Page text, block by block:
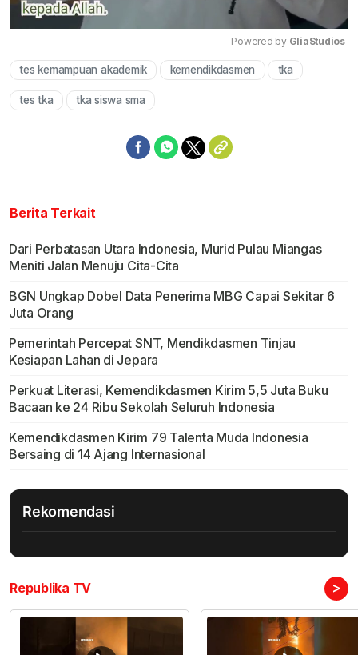
Mute
Powered by GliaStudios
tes kemampuan akademik kemendikdasmen tka
tes tka tka siswa sma
Berita Terkait
Dari Perbatasan Utara Indonesia, Murid Pulau Miangas
Meniti Jalan Menuju Cita-Cita
BGN Ungkap Dobel Data Penerima MBG Capai Sekitar 6
Juta Orang
Pemerintah Percepat SNT, Mendikdasmen Tinjau
Kesiapan Lahan di Jepara
Perkuat Literasi, Kemendikdasmen Kirim 5,5 Juta Buku
Bacaan ke 24 Ribu Sekolah Seluruh Indonesia
Kemendikdasmen Kirim 79 Talenta Muda Indonesia
Bersaing di 14 Ajang Internasional
Rekomendasi
Republika TV >